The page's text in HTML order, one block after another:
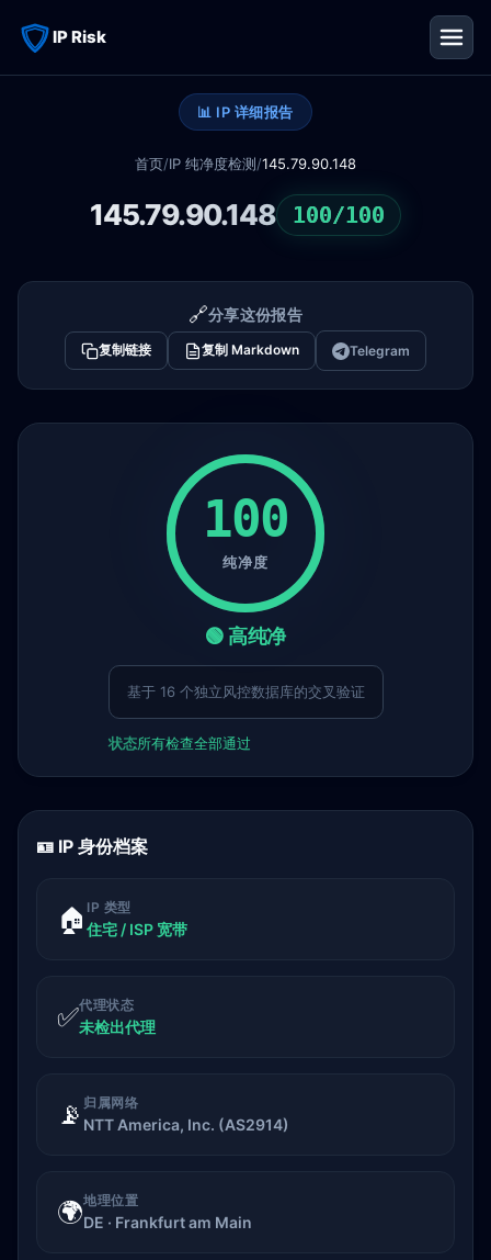
IP Risk
📊 IP 详细报告
首页/IP 纯净度检测/145.79.90.148
145.79.90.148 100/100
🔗分享这份报告
复制链接 复制 Markdown Telegram
100
纯净度
🟢 高纯净
基于 16 个独立风控数据库的交叉验证
状态所有检查全部通过
🪪 IP 身份档案
🏠 IP 类型
住宅 / ISP 宽带
✅代理状态
未检出代理
📡 归属网络
NTT America, Inc. (AS2914)
🌍地理位置
DE · Frankfurt am Main